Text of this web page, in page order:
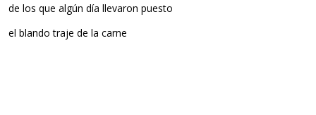
de los que algún día llevaron puesto
el blando traje de la carne